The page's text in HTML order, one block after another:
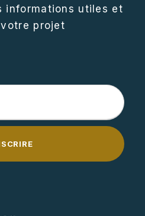
informations utiles et
projet